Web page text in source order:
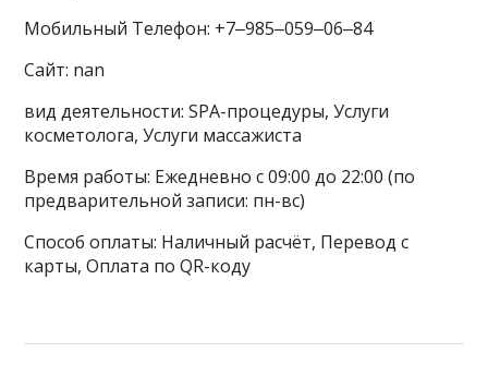
Мобильный Телефон: +7‒985‒059‒06‒84
Сайт: nan
вид деятельности: SPA-процедуры, Услуги
косметолога, Услуги массажиста
Время работы: Ежедневно с 09:00 до 22:00 (по
предварительной записи: пн-вс)
Способ оплаты: Наличный расчёт, Перевод с
карты, Оплата по QR-коду